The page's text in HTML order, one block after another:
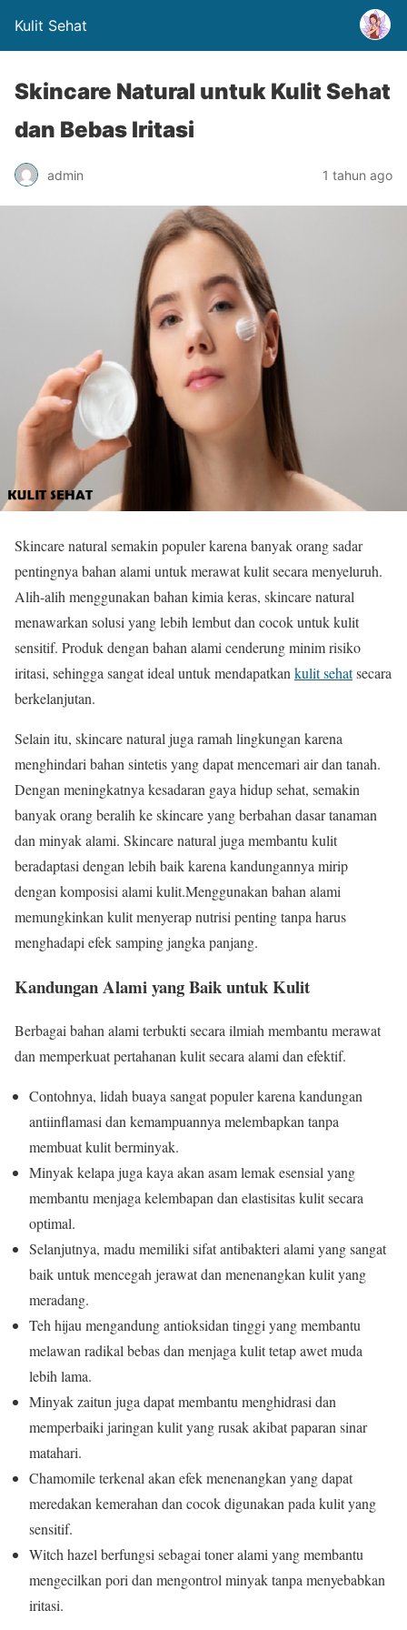
Kulit Sehat
Skincare Natural untuk Kulit Sehat
dan Bebas Iritasi
admin 1 tahun ago
Skincare natural semakin populer karena banyak orang sadar
pentingnya bahan alami untuk merawat kulit secara menyeluruh.
Alih-alih menggunakan bahan kimia keras, skincare natural
menawarkan solusi yang lebih lembut dan cocok untuk kulit
sensitif. Produk dengan bahan alami cenderung minim risiko
iritasi, sehingga sangat ideal untuk mendapatkan kulit sehatsecara
berkelanjutan.
Selain itu, skincare natural juga ramah lingkungan karena
menghindari bahan sintetis yang dapat mencemari air dan tanah.
Dengan meningkatnya kesadaran gaya hidup sehat, semakin
banyak orang beralih ke skincare yang berbahan dasar tanaman
dan minyak alami. Skincare natural juga membantu kulit
beradaptasi dengan lebih baik karena kandungannya mirip
dengan komposisi alami kulit.Menggunakan bahan alami
memungkinkan kulit menyerap nutrisi penting tanpa harus
menghadapi efek samping jangka panjang.
Kandungan Alami yang Baik untuk Kulit
Berbagai bahan alami terbukti secara ilmiah membantu merawat
dan memperkuat pertahanan kulit secara alami dan efektif.
Contohnya, lidah buaya sangat populer karena kandungan
antiinflamasi dan kemampuannya melembapkan tanpa
membuat kulit berminyak.
Minyak kelapa juga kaya akan asam lemak esensial yang
membantu menjaga kelembapan dan elastisitas kulit secara
optimal.
Selanjutnya, madu memiliki sifat antibakteri alami yang sangat
baik untuk mencegah jerawat dan menenangkan kulit yang
meradang.
Teh hijau mengandung antioksidan tinggi yang membantu
melawan radikal bebas dan menjaga kulit tetap awet muda
lebih lama.
Minyak zaitun juga dapat membantu menghidrasi dan
memperbaiki jaringan kulit yang rusak akibat paparan sinar
matahari.
Chamomile terkenal akan efek menenangkan yang dapat
meredakan kemerahan dan cocok digunakan pada kulit yang
sensitif.
Witch hazel berfungsi sebagai toner alami yang membantu
mengecilkan pori dan mengontrol minyak tanpa menyebabkan
iritasi.